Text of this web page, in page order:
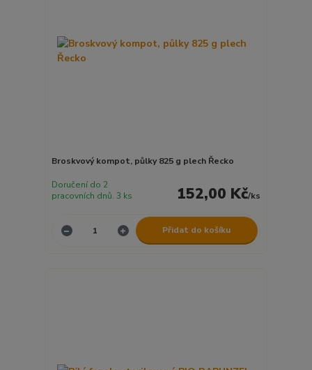
Broskvový kompot, půlky 825 g plech Řecko
152,00 Kč/ks
Doručení do 2
pracovních dnů. 3 ks
Přidat do košíku